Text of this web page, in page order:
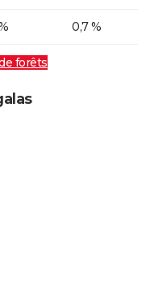
0,7 %
forêts